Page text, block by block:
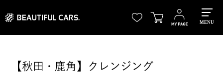
MENU
【秋田・鹿角】クレンジング